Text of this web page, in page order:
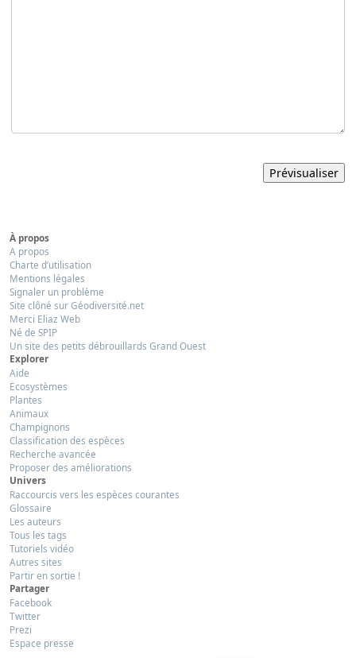
À propos
A propos
Charte d’utilisation
Mentions légales
Signaler un problème
Site clôné sur Géodiversité.net
Merci Eliaz Web
Né de SPIP
Un site des petits débrouillards Grand Ouest
Explorer
Aide
Ecosystèmes
Plantes
Animaux
Champignons
Classification des espèces
Recherche avancée
Proposer des améliorations
Univers
Raccourcis vers les espèces courantes
Glossaire
Les auteurs
Tous les tags
Tutoriels vidéo
Autres sites
Partir en sortie !
Partager
Facebook
Twitter
Prezi
Espace presse